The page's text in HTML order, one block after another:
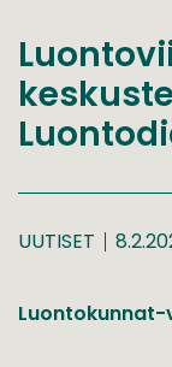
UUTISET